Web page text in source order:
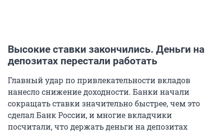
Высокие ставки закончились. Деньги на
депозитах перестали работать
Главный удар по привлекательности вкладов
нанесло снижение доходности. Банки начали
сокращать ставки значительно быстрее, чем это
сделал Банк России, и многие вкладчики
посчитали, что держать деньги на депозитах